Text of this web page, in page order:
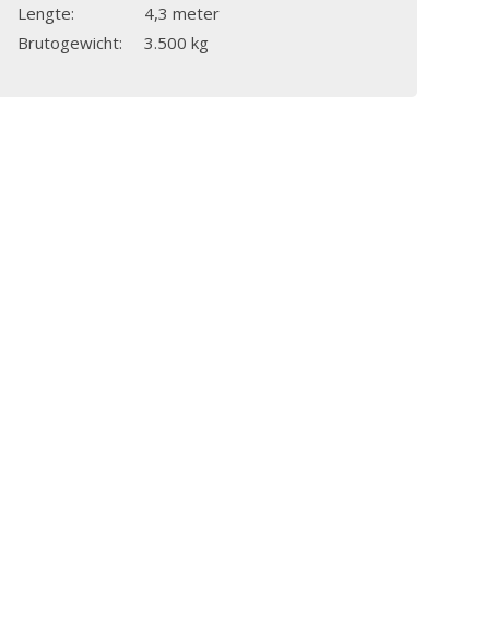
Lengte:
4,3 meter
Brutogewicht:
3.500 kg